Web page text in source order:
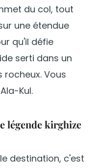
du col, tout
une étendue
qu'il défie
serti dans un
Vous
Kul.
légende kirghize
destination, c'est